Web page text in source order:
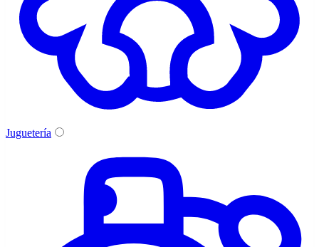
Juguetería